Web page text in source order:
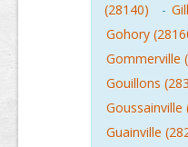
(28140)
-
Gohory
Gommerville
Gouillons
Goussainville
Guainville